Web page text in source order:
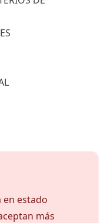
en estado
más